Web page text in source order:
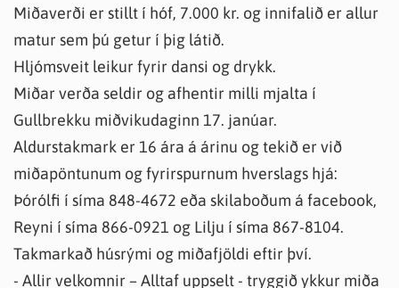
Miðaverði er stillt í hóf, 7.000 kr. og innifalið er allur
matur sem þú getur í þig látið.
Hljómsveit leikur fyrir dansi og drykk.
Miðar verða seldir og afhentir milli mjalta í
Gullbrekku miðvikudaginn 17. janúar.
Aldurstakmark er 16 ára á árinu og tekið er við
miðapöntunum og fyrirspurnum hverslags hjá:
Þórólfi í síma 848-4672 eða skilaboðum á facebook,
Reyni í síma 866-0921 og Lilju í síma 867-8104.
Takmarkað húsrými og miðafjöldi eftir því.
- Allir velkomnir – Alltaf uppselt - tryggið ykkur miða